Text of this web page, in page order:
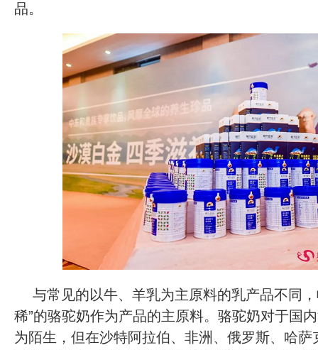
品。
与常见的以牛、羊乳为主原料的乳产品不同
稀”的骆驼奶作为产品的主原料。骆驼奶对于国
为陌生，但在沙特阿拉伯、非洲、俄罗斯、哈